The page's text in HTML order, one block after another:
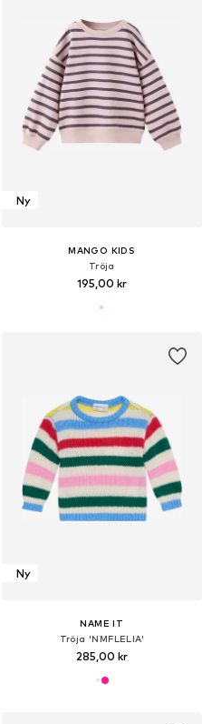
Ny
MANGO KIDS
Tröja
195,00 kr
Ny
NAME IT
Tröja 'NMFLELIA'
285,00 kr